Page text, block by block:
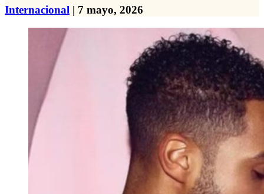
Internacional | 7 mayo, 2026